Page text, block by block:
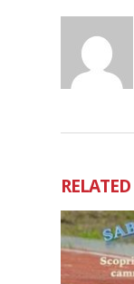
RELATED